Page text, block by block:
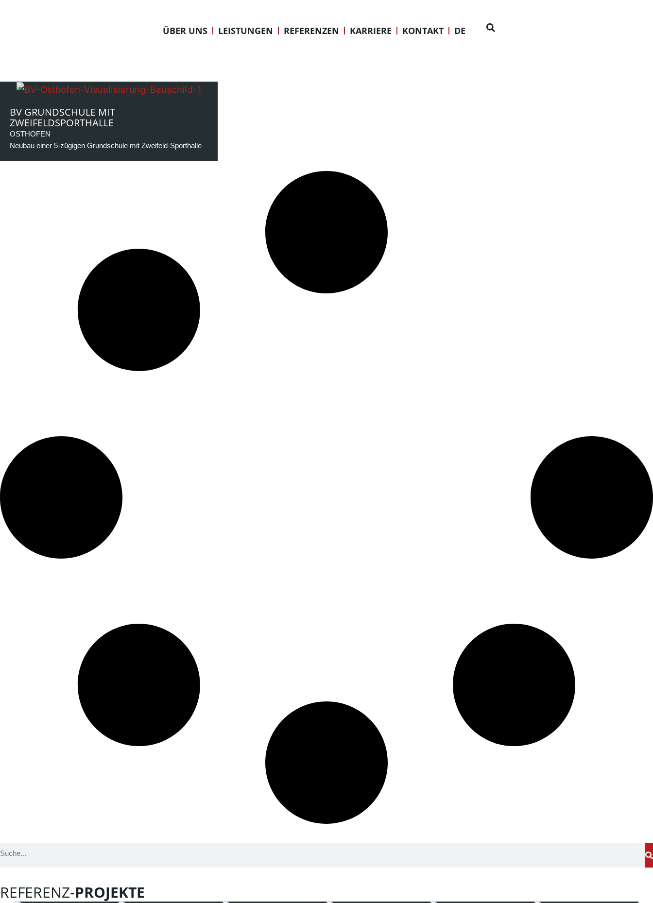
ÜBER UNS LEISTUNGEN REFERENZEN KARRIERE KONTAKT DE
BV GRUNDSCHULE MIT
ZWEIFELDSPORTHALLE
OSTHOFEN
Neubau einer 5-zügigen Grundschule mit Zweifeld-Sporthalle
REFERENZ-PROJEKTE